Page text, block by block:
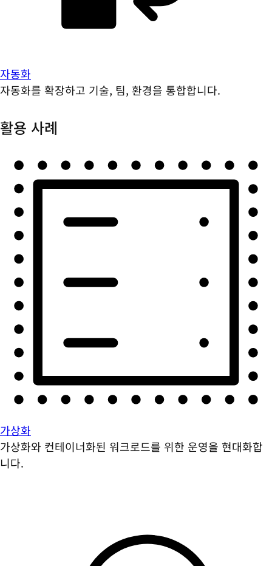
자동화
자동화를 확장하고 기술, 팀, 환경을 통합합니다.
활용 사례
가상화
가상화와 컨테이너화된 워크로드를 위한 운영을 현대화합
니다.